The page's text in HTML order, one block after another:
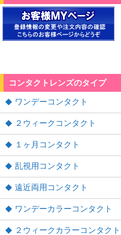
コンタクトレンズのタイプ
ワンデーコンタクト
２ウィークコンタクト
１ヶ月コンタクト
乱視用コンタクト
遠近両用コンタクト
ワンデーカラーコンタクト
２ウィークカラーコンタクト